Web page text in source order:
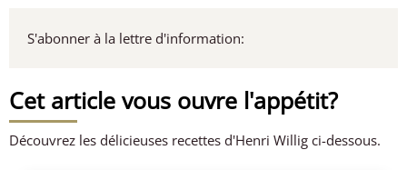
S'abonner à la lettre d'information:
Cet article vous ouvre l'appétit?
Découvrez les délicieuses recettes d'Henri Willig ci-dessous.